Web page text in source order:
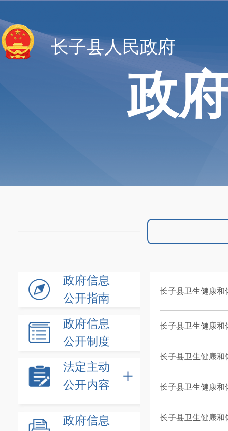
长子县人民政府
政
政府信息
公开指南
政府信息
公开制度
法定主动
公开内容
政府信息
长子县卫生健康和
长子县卫生健康和
长子县卫生健康和
长子县卫生健康和
长子县卫生健康和